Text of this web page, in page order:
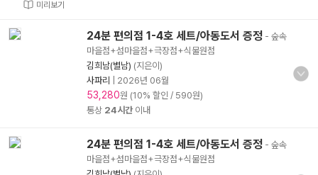
미리보기
24분 편의점 1-4호 세트/아동도서 증정 - 숲속
마을점+섬마을점+극장점+식물원점
김희남(별남) (지은이)
사파리
2026년 06월
53,280원 (10% 할인 / 590원)
통상 24시간이내
24분 편의점 1-4호 세트/아동도서 증정 - 숲속
마을점+섬마을점+극장점+식물원점